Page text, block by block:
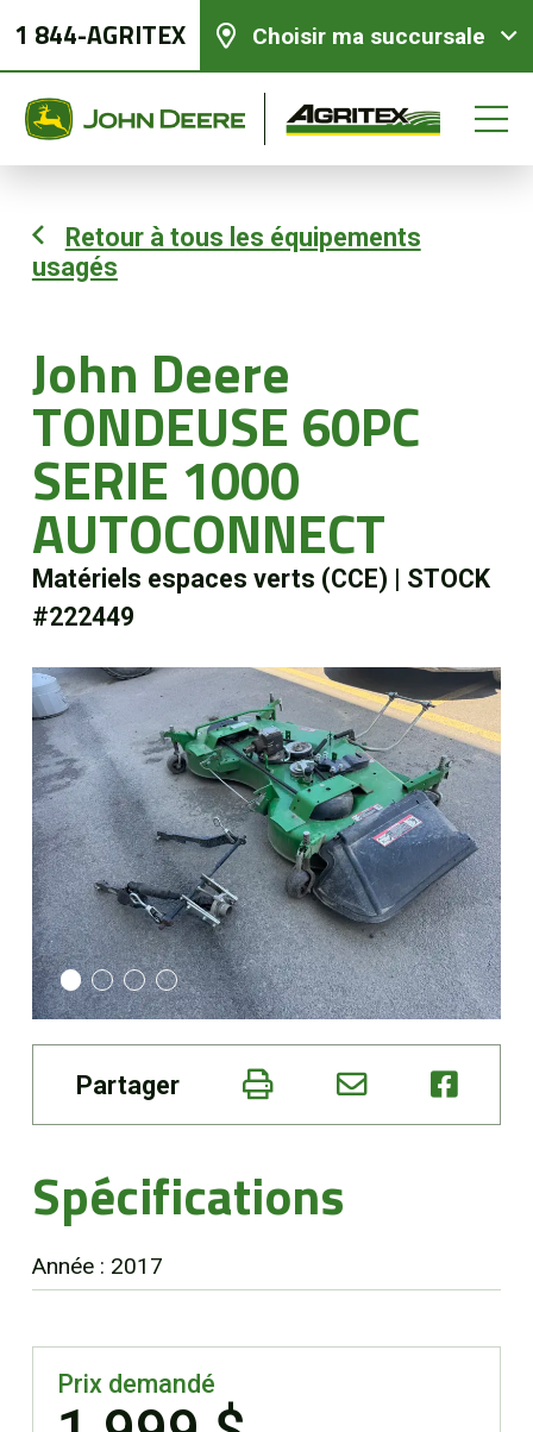
1 844-AGRITEX Choisir ma succursale
Retour à tous les équipements
usagés
John Deere
TONDEUSE 60PC
SERIE 1000
AUTOCONNECT
Matériels espaces verts (CCE)
STOCK
#222449
Partager
Spécifications
Année : 2017
Prix demandé
Équipements neufs
Équipements usagés
Pièces et services
Agriculture de précision
Boutique
À propos
Promotions
Carrières
Actualités
Nous joindre
EN